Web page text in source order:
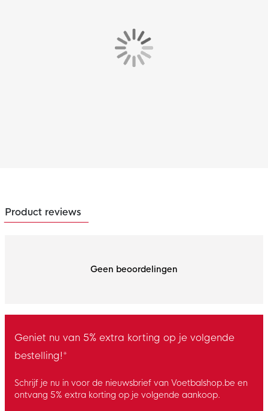
Product reviews
Geen beoordelingen
Geniet nu van 5% extra korting op je volgende
bestelling!*
Schrijf je nu in voor de nieuwsbrief van Voetbalshop.be en
ontvang 5% extra korting op je volgende aankoop.